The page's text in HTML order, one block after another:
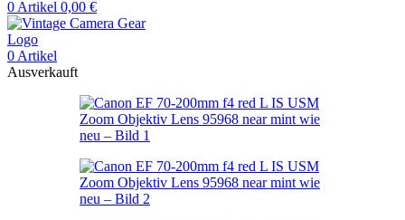
0 Artikel 0,00 €
0 Artikel
Ausverkauft